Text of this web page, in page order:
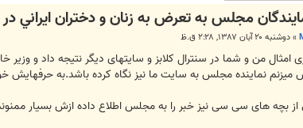
مجلس به تعرض به زنان و دختران ايراني
»دوشنبه ۲۰ آبان ۱۳۸۷, ۲:۲۸ ق.ظ
امثال من و شما در سنترال کلابز و سایتهای دیگر نتیجه داد و
نماینده مجلس به سایت ما نیز نگاه کرده باشد.به حرفهایش
از بچه های سی سی نیز خبر را به مجلس اطلاع داده ازش بسیار